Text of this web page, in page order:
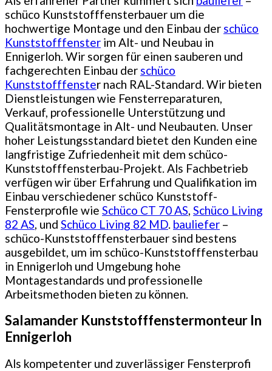
schüco Kunststofffensterbauer um die
hochwertige Montage und den Einbau der schüco
Kunststofffenster im Alt- und Neubau in
Ennigerloh. Wir sorgen für einen sauberen und
fachgerechten Einbau der schüco
Kunststofffenster nach RAL-Standard. Wir bieten
Dienstleistungen wie Fensterreparaturen,
Verkauf, professionelle Unterstützung und
Qualitätsmontage in Alt- und Neubauten. Unser
hoher Leistungsstandard bietet den Kunden eine
langfristige Zufriedenheit mit dem schüco-
Kunststofffensterbau-Projekt. Als Fachbetrieb
verfügen wir über Erfahrung und Qualifikation im
Einbau verschiedener schüco Kunststoff-
Fensterprofile wie Schüco CT 70 AS, Schüco Living
82 AS, und Schüco Living 82 MD. bauliefer –
schüco-Kunststofffensterbauer sind bestens
ausgebildet, um im schüco-Kunststofffensterbau
in Ennigerloh und Umgebung hohe
Montagestandards und professionelle
Arbeitsmethoden bieten zu können.
Salamander Kunststofffenstermonteur In
Ennigerloh
Als kompetenter und zuverlässiger Fensterprofi